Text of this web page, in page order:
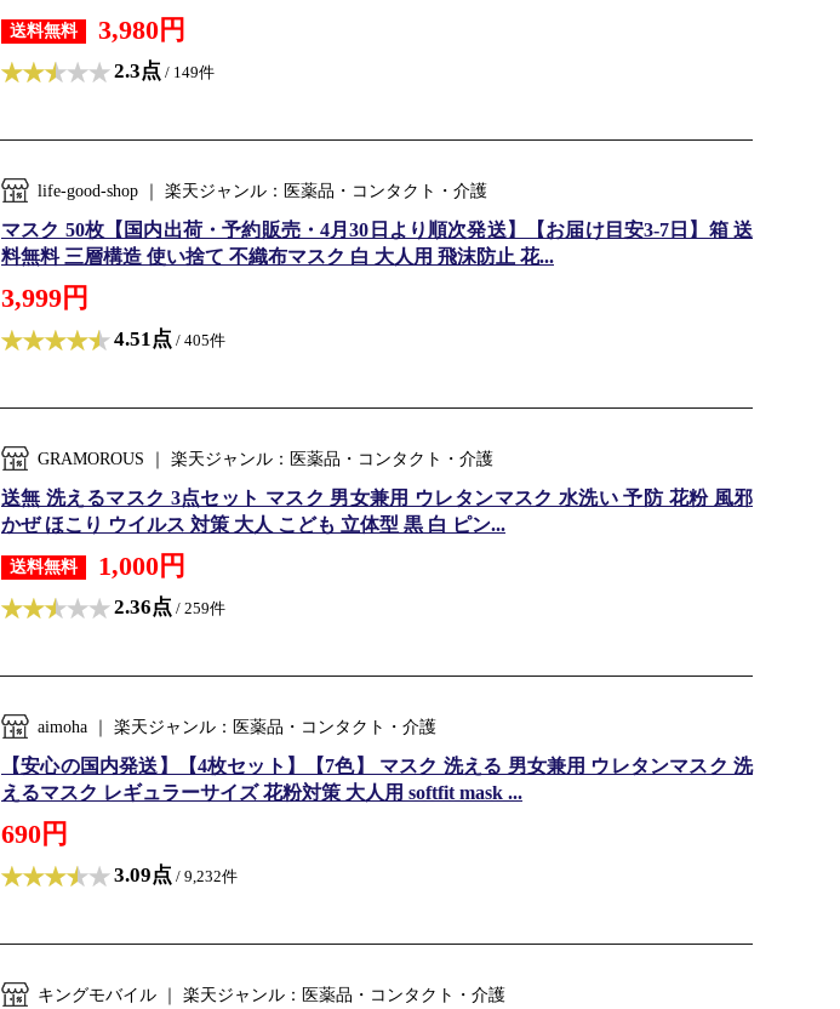
送料無料 3,980円
2.3点 / 149件
life-good-shop ｜ 楽天ジャンル：医薬品・コンタクト・介護
マスク 50枚【国内出荷・予約販売・4月30日より順次発送】【お届け目安3-7日】箱 送
料無料 三層構造 使い捨て 不織布マスク 白 大人用 飛沫防止 花...
3,999円
4.51点 / 405件
GRAMOROUS ｜ 楽天ジャンル：医薬品・コンタクト・介護
送無 洗えるマスク 3点セット マスク 男女兼用 ウレタンマスク 水洗い 予防 花粉 風邪
かぜ ほこり ウイルス 対策 大人 こども 立体型 黒 白 ピン...
送料無料 1,000円
2.36点 / 259件
aimoha ｜ 楽天ジャンル：医薬品・コンタクト・介護
【安心の国内発送】【4枚セット】【7色】 マスク 洗える 男女兼用 ウレタンマスク 洗
えるマスク レギュラーサイズ 花粉対策 大人用 softfit mask ...
690円
3.09点 / 9,232件
キングモバイル ｜ 楽天ジャンル：医薬品・コンタクト・介護